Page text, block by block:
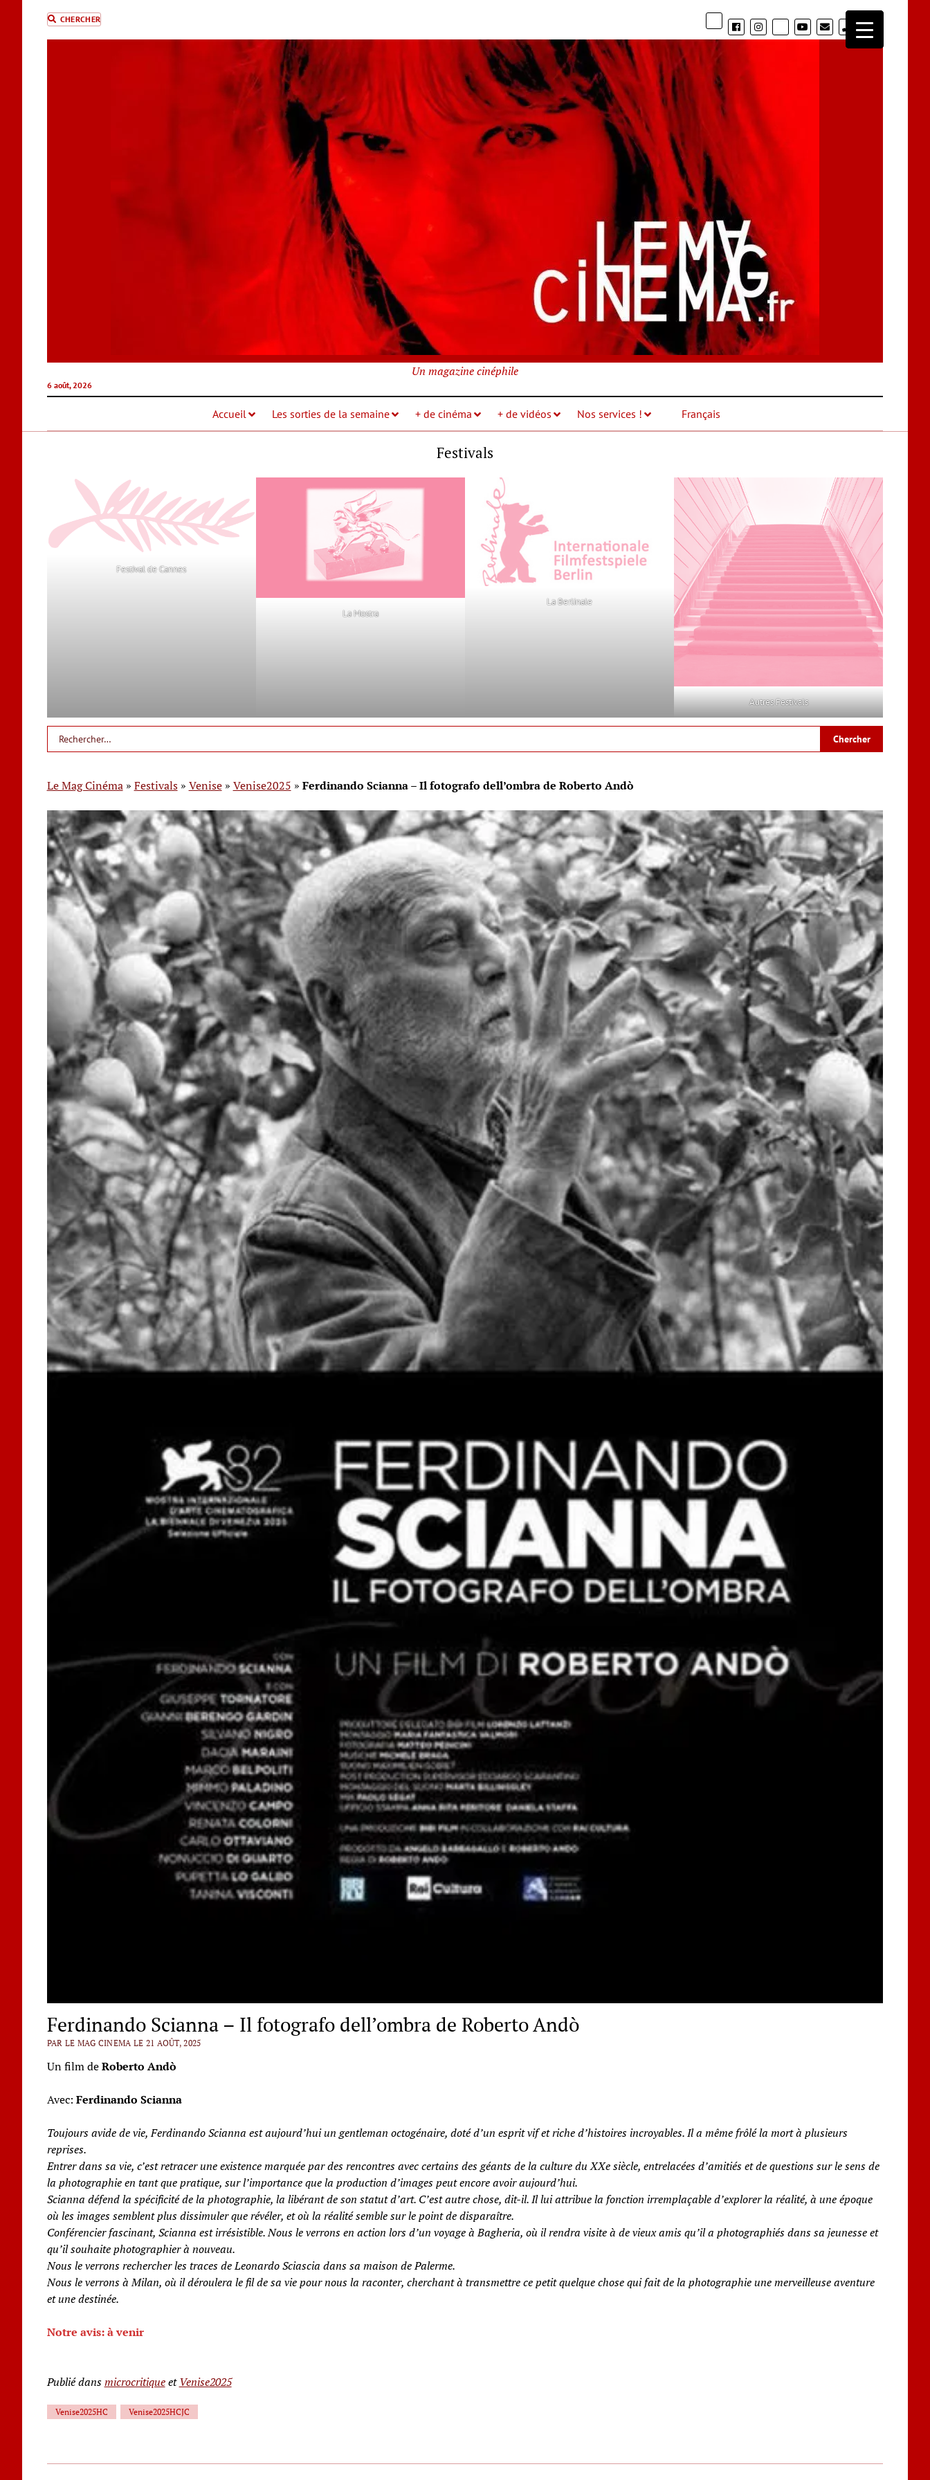
CHERCHER phone
6 août, 2026
Un magazine cinéphile
Accueil Les sorties de la semaine + de cinéma + de vidéos Nos services ! Français
Festivals
Festival de Cannes
La Mostra
La Berlinale
Autres Festivals
Le Mag Cinéma» Festivals» Venise» Venise2025 » Ferdinando Scianna – Il fotografo dell’ombra de Roberto Andò
Ferdinando Scianna – Il fotografo dell’ombra de Roberto Andò
PAR LE MAG CINEMA LE 21 AOÛT, 2025
Un film deRoberto Andò
Avec: Ferdinando Scianna
Toujours avide de vie, Ferdinando Scianna est aujourd’hui un gentleman octogénaire, doté d’un esprit vif et riche d’histoires incroyables. Il a même frôlé la mort à plusieurs
reprises.
Entrer dans sa vie, c’est retracer une existence marquée par des rencontres avec certains des géants de la culture du XXe siècle, entrelacées d’amitiés et de questions sur le sens de
la photographie en tant que pratique, sur l’importance que la production d’images peut encore avoir aujourd’hui.
Scianna défend la spécificité de la photographie, la libérant de son statut d’art. C’est autre chose, dit-il. Il lui attribue la fonction irremplaçable d’explorer la réalité, à une époque
où les images semblent plus dissimuler que révéler, et où la réalité semble sur le point de disparaître.
Conférencier fascinant, Scianna est irrésistible. Nous le verrons en action lors d’un voyage à Bagheria, où il rendra visite à de vieux amis qu’il a photographiés dans sa jeunesse et
qu’il souhaite photographier à nouveau.
Nous le verrons rechercher les traces de Leonardo Sciascia dans sa maison de Palerme.
Nous le verrons à Milan, où il déroulera le fil de sa vie pour nous la raconter, cherchant à transmettre ce petit quelque chose qui fait de la photographie une merveilleuse aventure
et une destinée.
Notre avis: à venir
Publié dans microcritiqueetVenise2025
Venise2025HC Venise2025HCJC